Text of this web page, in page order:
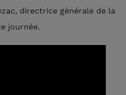
directrice générale de la
journée.